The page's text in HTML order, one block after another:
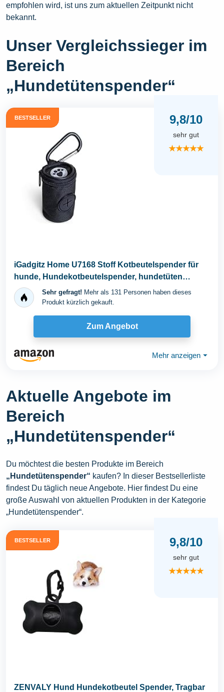
empfohlen wird, ist uns zum aktuellen Zeitpunkt nicht
bekannt.
Unser Vergleichssieger im
Bereich
„Hundetütenspender“
BESTSELLER 9,8/10
sehr gut
★★★★★
iGadgitz Home U7168 Stoff Kotbeutelspender für
hunde, Hundekotbeutelspender, hundetüten
spender...Sehr gefragt! Mehr als 131 Personen haben dieses
Produkt kürzlich gekauft.
Zum Angebot
Mehr anzeigen ⏷
Aktuelle Angebote im
Bereich
„Hundetütenspender“
Du möchtest die besten Produkte im Bereich
„Hundetütenspender“ kaufen? In dieser Bestsellerliste
findest Du täglich neue Angebote. Hier findest Du eine
große Auswahl von aktuellen Produkten in der Kategorie
„Hundetütenspender“.
BESTSELLER 9,8/10
sehr gut
★★★★★
ZENVALY Hund Hundekotbeutel Spender, Tragbar